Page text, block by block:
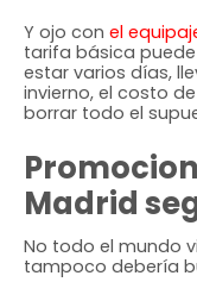
Y ojo con el
tarifa básica
estar varios días,
invierno, el costo
borrar todo el
Madrid
No todo el mundo
tampoco debería